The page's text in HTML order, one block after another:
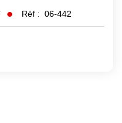
Réf : 06-442